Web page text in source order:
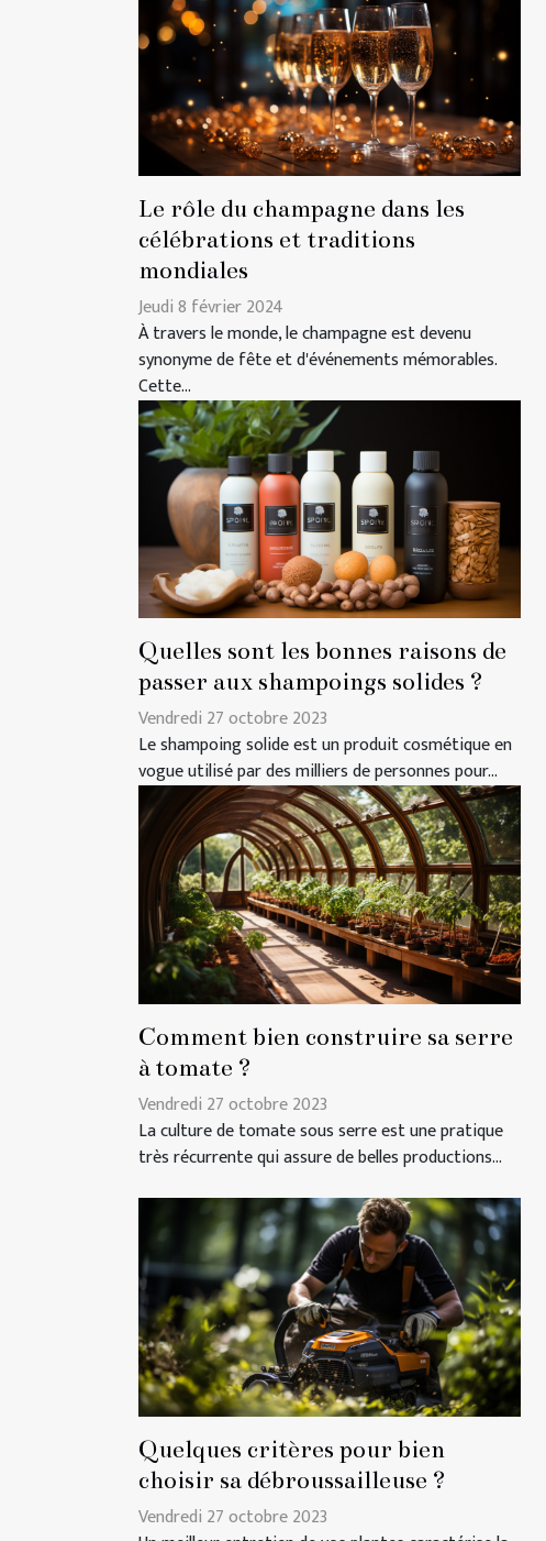
Le rôle du champagne dans les
célébrations et traditions
mondiales
Jeudi 8 février 2024
À travers le monde, le champagne est devenu
synonyme de fête et d'événements mémorables.
Cette...
Quelles sont les bonnes raisons de
passer aux shampoings solides ?
Vendredi 27 octobre 2023
Le shampoing solide est un produit cosmétique en
vogue utilisé par des milliers de personnes pour...
Comment bien construire sa serre
à tomate ?
Vendredi 27 octobre 2023
La culture de tomate sous serre est une pratique
très récurrente qui assure de belles productions...
Quelques critères pour bien
choisir sa débroussailleuse ?
Vendredi 27 octobre 2023